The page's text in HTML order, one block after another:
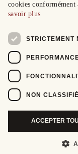
cookies
savoir plus
STRICTEMENT
NON
ACCEPTER